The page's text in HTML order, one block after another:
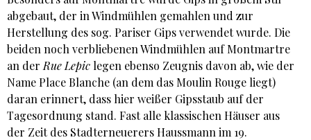
abgebaut, der in Windmühlen gemahlen und zur
Herstellung des sog. Pariser Gips verwendet wurde. Die
beiden noch verbliebenen Windmühlen auf Montmartre
an der Rue Lepic legen ebenso Zeugnis davon ab, wie der
Name Place Blanche (an dem das Moulin Rouge liegt)
daran erinnert, dass hier weißer Gipsstaub auf der
Tagesordnung stand. Fast alle klassischen Häuser aus
der Zeit des Stadterneuerers Haussmann im 19.